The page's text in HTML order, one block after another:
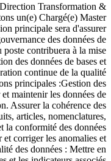
Transformation &
un(e) Chargé(e) Master
principale sera d'assurer
des données de
contribuera à la mise
des données de bases et
continue de la qualité
principales :Gestion des
maintenir les données de
Assurer la cohérence des
articles, nomenclatures,
la conformité des données
corriger les anomalies et
des données : Mettre en